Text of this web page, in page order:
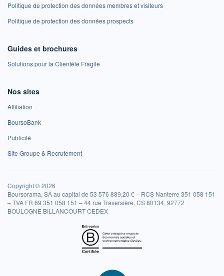
Politique de protection des données membres et visiteurs
Politique de protection des données prospects
Guides et brochures
Solutions pour la Clientèle Fragile
Nos sites
Affiliation
BoursoBank
Publicité
Site Groupe & Recrutement
Copyright © 2026
Boursorama, SA au capital de 53 576 889,20 € – RCS Nanterre 351 058 151
– TVA FR 69 351 058 151 – 44 rue Traversière, CS 80134, 92772
BOULOGNE BILLANCOURT CEDEX